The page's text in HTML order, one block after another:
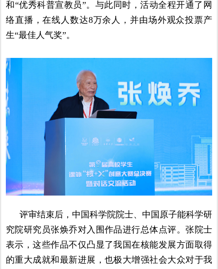
和“优秀科普宣教员”。与此同时，活动全程开通了网
络直播，在线人数达8万余人，并由场外观众投票产
生“最佳人气奖”。
评审结束后，中国科学院院士、中国原子能科学研
究院研究员张焕乔对入围作品进行总体点评。张院士
表示，这些作品不仅凸显了我国在核能发展方面取得
的重大成就和最新进展，也极大增强社会大众对于我